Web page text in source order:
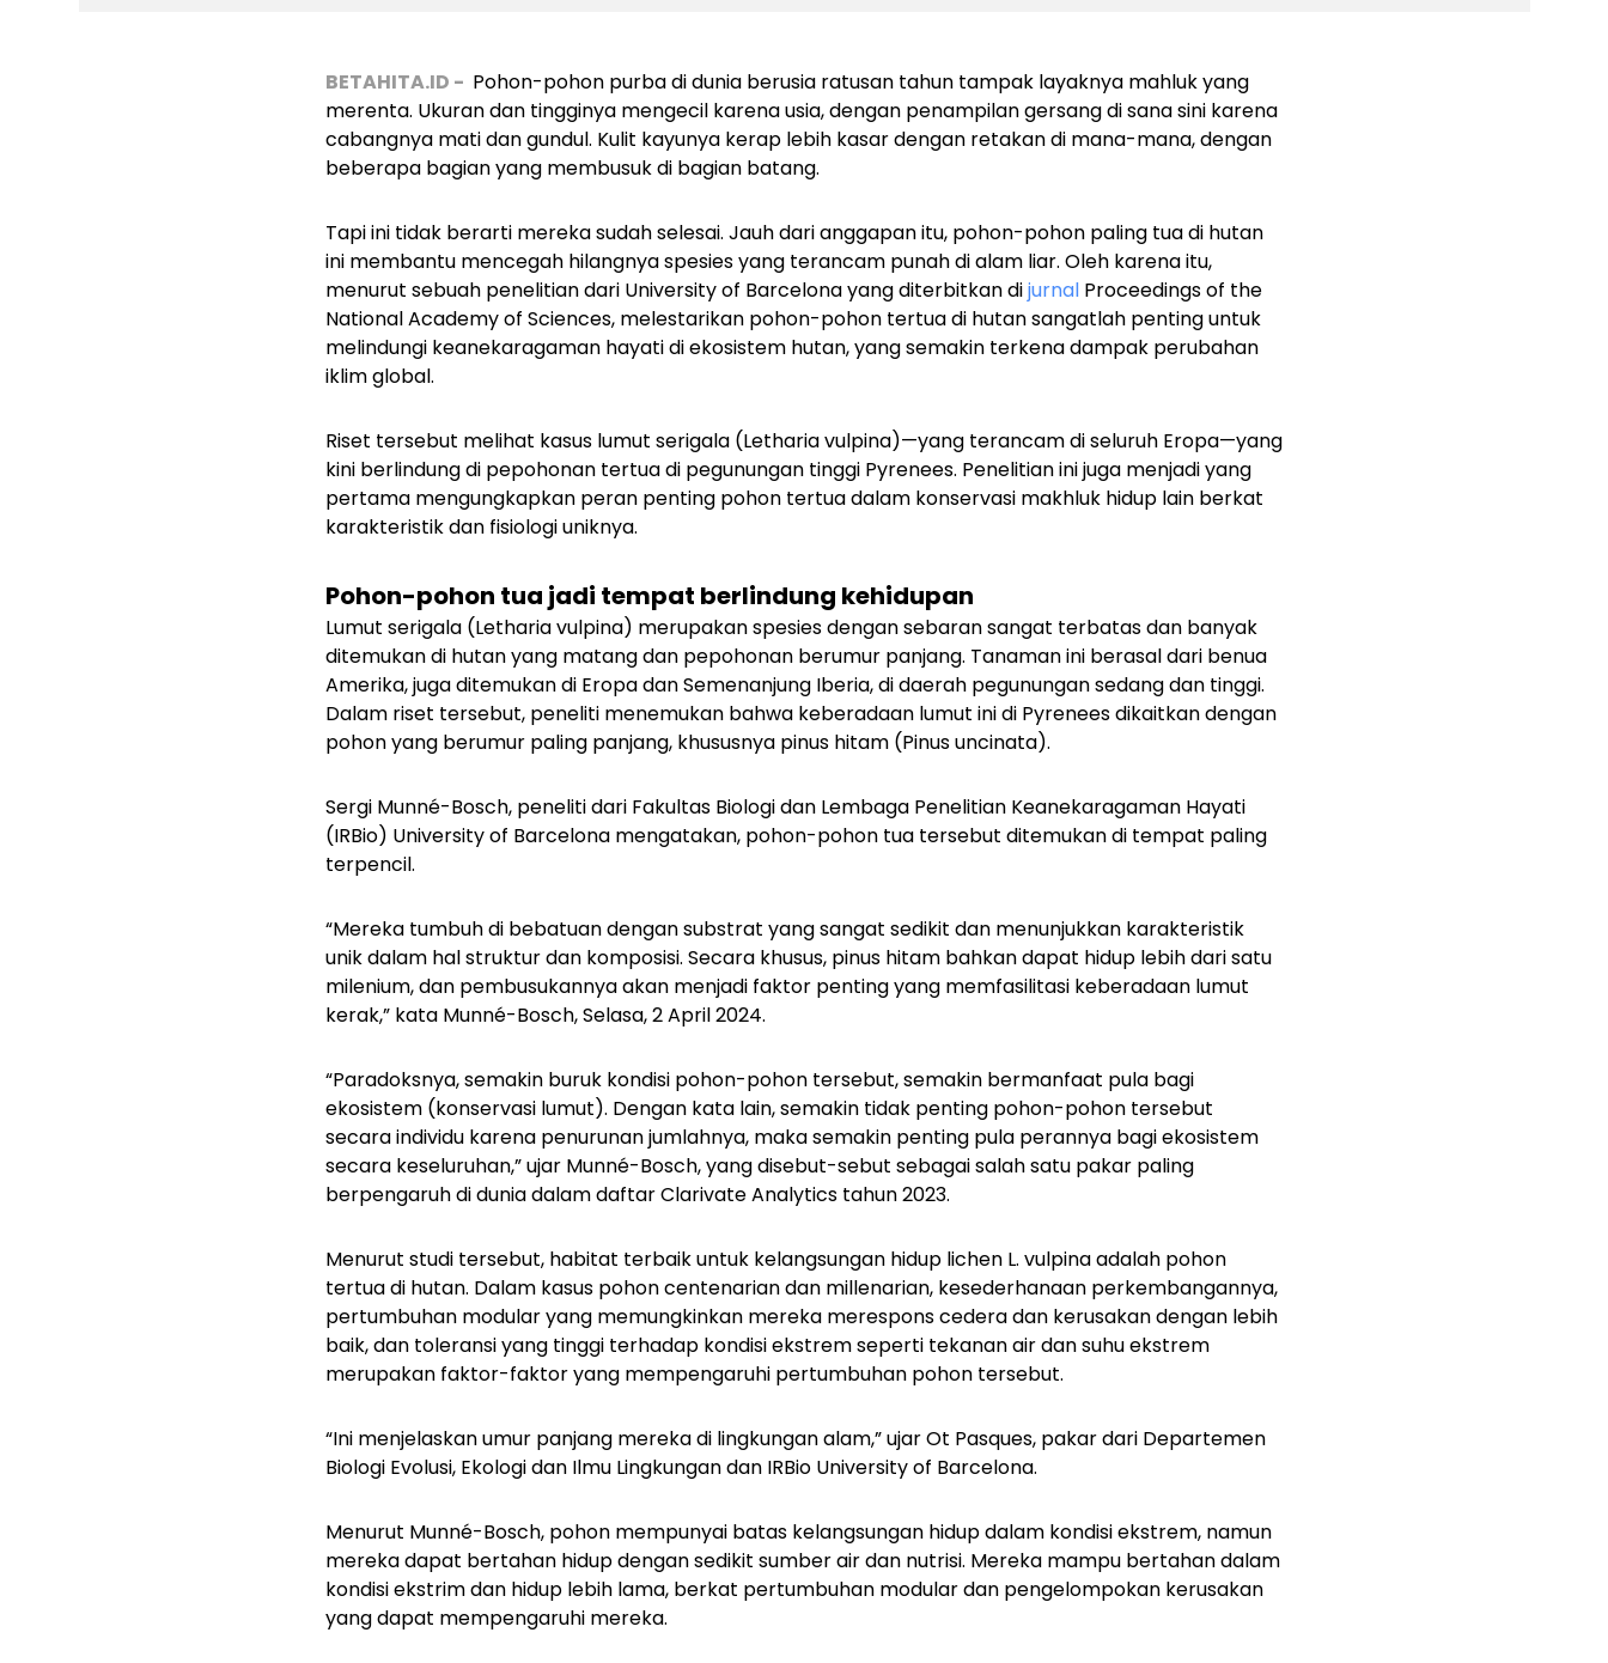
BETAHITA.ID - Pohon-pohon purba di dunia berusia ratusan tahun tampak layaknya mahluk yang
merenta. Ukuran dan tingginya mengecil karena usia, dengan penampilan gersang di sana sini karena
cabangnya mati dan gundul. Kulit kayunya kerap lebih kasar dengan retakan di mana-mana, dengan
beberapa bagian yang membusuk di bagian batang.
Tapi ini tidak berarti mereka sudah selesai. Jauh dari anggapan itu, pohon-pohon paling tua di hutan
ini membantu mencegah hilangnya spesies yang terancam punah di alam liar. Oleh karena itu,
menurut sebuah penelitian dari University of Barcelona yang diterbitkan dijurnal Proceedings of the
National Academy of Sciences, melestarikan pohon-pohon tertua di hutan sangatlah penting untuk
melindungi keanekaragaman hayati di ekosistem hutan, yang semakin terkena dampak perubahan
iklim global.
Riset tersebut melihat kasus lumut serigala (Letharia vulpina)—yang terancam di seluruh Eropa—yang
kini berlindung di pepohonan tertua di pegunungan tinggi Pyrenees. Penelitian ini juga menjadi yang
pertama mengungkapkan peran penting pohon tertua dalam konservasi makhluk hidup lain berkat
karakteristik dan fisiologi uniknya.
Pohon-pohon tua jadi tempat berlindung kehidupan
Lumut serigala (Letharia vulpina) merupakan spesies dengan sebaran sangat terbatas dan banyak
ditemukan di hutan yang matang dan pepohonan berumur panjang. Tanaman ini berasal dari benua
Amerika, juga ditemukan di Eropa dan Semenanjung Iberia, di daerah pegunungan sedang dan tinggi.
Dalam riset tersebut, peneliti menemukan bahwa keberadaan lumut ini di Pyrenees dikaitkan dengan
pohon yang berumur paling panjang, khususnya pinus hitam (Pinus uncinata).
Sergi Munné-Bosch, peneliti dari Fakultas Biologi dan Lembaga Penelitian Keanekaragaman Hayati
(IRBio) University of Barcelona mengatakan, pohon-pohon tua tersebut ditemukan di tempat paling
terpencil.
“Mereka tumbuh di bebatuan dengan substrat yang sangat sedikit dan menunjukkan karakteristik
unik dalam hal struktur dan komposisi. Secara khusus, pinus hitam bahkan dapat hidup lebih dari satu
milenium, dan pembusukannya akan menjadi faktor penting yang memfasilitasi keberadaan lumut
kerak,” kata Munné-Bosch, Selasa, 2 April 2024.
“Paradoksnya, semakin buruk kondisi pohon-pohon tersebut, semakin bermanfaat pula bagi
ekosistem (konservasi lumut). Dengan kata lain, semakin tidak penting pohon-pohon tersebut
secara individu karena penurunan jumlahnya, maka semakin penting pula perannya bagi ekosistem
secara keseluruhan,” ujar Munné-Bosch, yang disebut-sebut sebagai salah satu pakar paling
berpengaruh di dunia dalam daftar Clarivate Analytics tahun 2023.
Menurut studi tersebut, habitat terbaik untuk kelangsungan hidup lichen L. vulpinaadalah pohon
tertua di hutan. Dalam kasus pohon centenarian dan millenarian, kesederhanaan perkembangannya,
pertumbuhan modular yang memungkinkan mereka merespons cedera dan kerusakan dengan lebih
baik, dan toleransi yang tinggi terhadap kondisi ekstrem seperti tekanan air dan suhu ekstrem
merupakan faktor-faktor yang mempengaruhi pertumbuhan pohon tersebut.
“Ini menjelaskan umur panjang mereka di lingkungan alam,” ujar Ot Pasques, pakar dari Departemen
Biologi Evolusi, Ekologi dan Ilmu Lingkungan dan IRBio University of Barcelona.
Menurut Munné-Bosch, pohon mempunyai batas kelangsungan hidup dalam kondisi ekstrem, namun
mereka dapat bertahan hidup dengan sedikit sumber air dan nutrisi. Mereka mampu bertahan dalam
kondisi ekstrim dan hidup lebih lama, berkat pertumbuhan modular dan pengelompokan kerusakan
yang dapat mempengaruhi mereka.